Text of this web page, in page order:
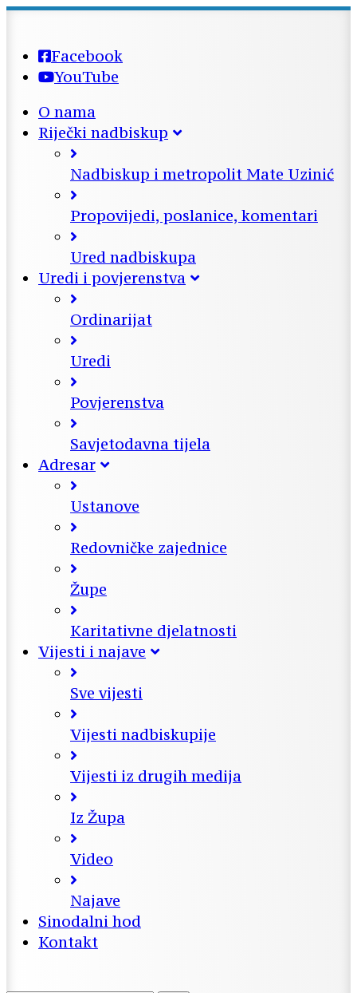
Facebook
YouTube
O nama
Riječki nadbiskup
Nadbiskup i metropolit Mate Uzinić
Propovijedi, poslanice, komentari
Ured nadbiskupa
Uredi i povjerenstva
Ordinarijat
Uredi
Povjerenstva
Savjetodavna tijela
Adresar
Ustanove
Redovničke zajednice
Župe
Karitativne djelatnosti
Vijesti i najave
Sve vijesti
Vijesti nadbiskupije
Vijesti iz drugih medija
Iz Župa
Video
Najave
Sinodalni hod
Kontakt